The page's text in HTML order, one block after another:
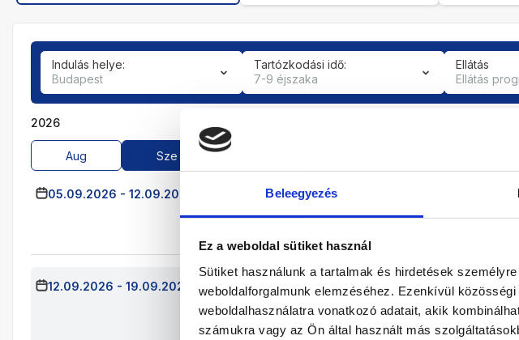
Beleegyezés
Ez a weboldal sütiket használ
Sütiket használunk a tartalmak és hirdetések
weboldalforgalmunk elemzéséhez. Ezenkívül
weboldalhasználatra vonatkozó adatait, akik
számukra vagy az Ön által használt más
Indulás helye:
Budapest
Tartózkodási idő:
7-9 éjszaka
Ellátás
Ellátás
2026
Aug Sze
05.09.2026 - 12.09.2026 Budapest
Double (CH_2-6, 6-13) + Family Szoba
12.09.2026 - 19.09.2026 (7 Éjszaka) Budapest
Járatinformációk
Double (CH_2-6, 6-13) + Family Szoba
Half Board/All Inclusive